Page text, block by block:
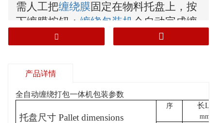
需人工把缠绕膜固定在物料托盘上，按
下缠膜按钮； 缠绕包装机 会自动完成缠
绕，缠绕包装结束后，自动上断膜缠绕
产品详情
全自动缠绕打包一体机包装参数
托盘尺寸 Pallet dimensions
序 长L
mm